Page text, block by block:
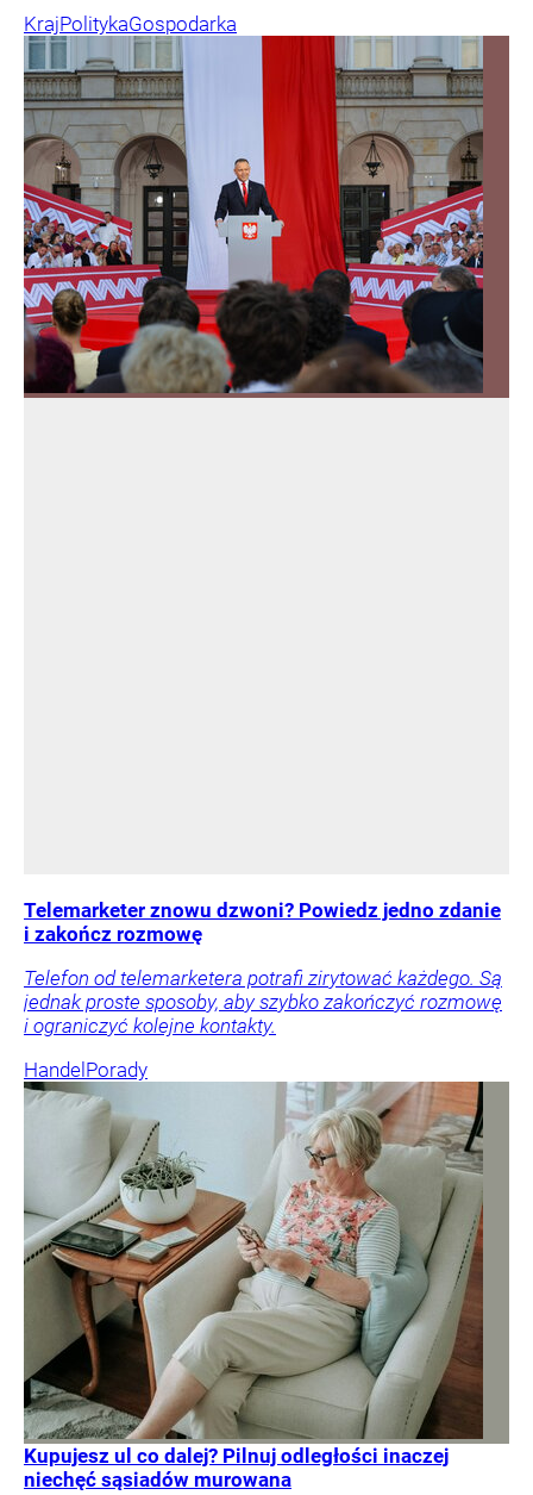
KrajPolitykaGospodarka
Telemarketer znowu dzwoni? Powiedz jedno zdanie
i zakończ rozmowę
Telefon od telemarketera potrafi zirytować każdego. Są
jednak proste sposoby, aby szybko zakończyć rozmowę
i ograniczyć kolejne kontakty.
Handel Porady
Kupujesz ul co dalej? Pilnuj odległości inaczej
niechęć sąsiadów murowana